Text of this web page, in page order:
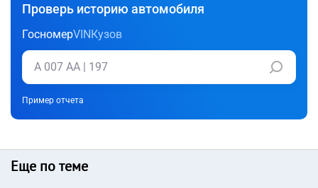
Проверь историю автомобиля
ГосномерVINКузов
Пример отчета
Еще по теме